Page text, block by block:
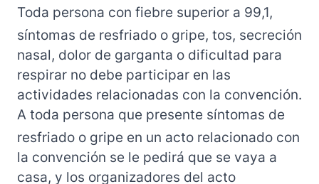
Toda persona con fiebre superior a 99,1,
síntomas de resfriado o gripe, tos, secreción
nasal, dolor de garganta o dificultad para
respirar no debe participar en las
actividades relacionadas con la convención.
A toda persona que presente síntomas de
resfriado o gripe en un acto relacionado con
la convención se le pedirá que se vaya a
casa, y los organizadores del acto